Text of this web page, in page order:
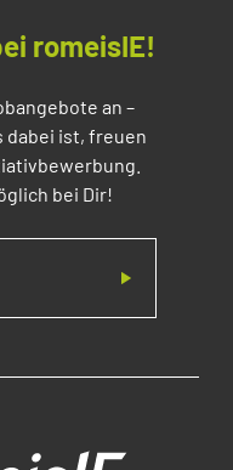
romeisIE!
an –
dabei ist, freuen
bei Dir!